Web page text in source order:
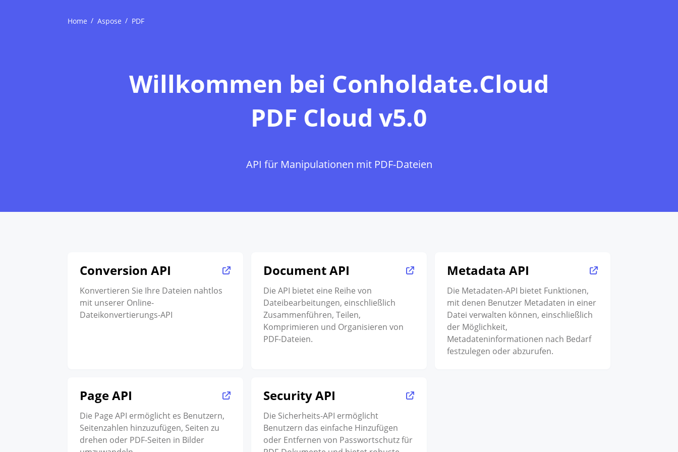
Home Aspose PDF
Willkommen bei Сonholdate.Сloud
PDF Cloud v5.0
API für Manipulationen mit PDF-Dateien
Conversion API
Konvertieren Sie Ihre Dateien nahtlos
mit unserer Online-
Dateikonvertierungs-API
Document API
Die API bietet eine Reihe von
Dateibearbeitungen, einschließlich
Zusammenführen, Teilen,
Komprimieren und Organisieren von
PDF-Dateien.
Metadata API
Die Metadaten-API bietet Funktionen,
mit denen Benutzer Metadaten in einer
Datei verwalten können, einschließlich
der Möglichkeit,
Metadateninformationen nach Bedarf
festzulegen oder abzurufen.
Page API
Die Page API ermöglicht es Benutzern,
Seitenzahlen hinzuzufügen, Seiten zu
drehen oder PDF-Seiten in Bilder
Security API
Die Sicherheits-API ermöglicht
Benutzern das einfache Hinzufügen
oder Entfernen von Passwortschutz für